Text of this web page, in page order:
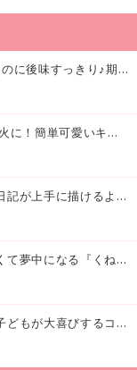
【抽選で3名様にプレゼント】濃厚なのに後味すっきり♪期間限定の「メイトーのなめらかプリン カルピス®入りソース」で夏を味わおう！
【女の子 浴衣の髪型】夏祭りに！花火に！簡単可愛いキッズの浴衣ヘアアレンジまとめ
【絵が苦手でも大丈夫】朝顔の観察日記が上手に描けるようになる方法｜イラスト付き
【簡単折り紙】つなげて遊ぶと面白くて夢中になる『くねくねへびさんの作り方』
【おうち縁日】千本引きの作り方｜子どもが大喜びするコツやアイデア♪